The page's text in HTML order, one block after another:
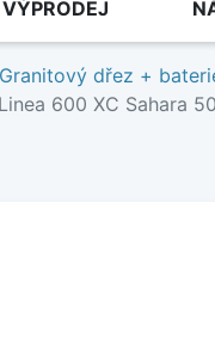
VÝPRODEJ
Granitový dřez +
600 XC Sahara